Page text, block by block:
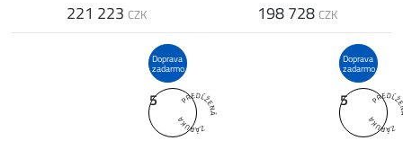
221 223 CZK 198 728 CZK
Doprava
zadarmo
5
Doprava
zadarmo
5